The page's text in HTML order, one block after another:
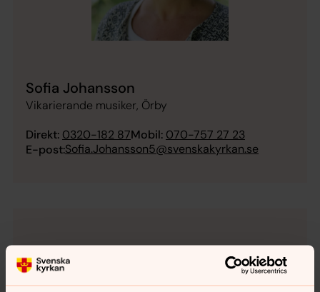
Sofia Johansson
Vikarierande musiker, Örby
Direkt: 0320-182 87Mobil: 070-757 27 23
E-post:Sofia.Johansson5@svenskakyrkan.se